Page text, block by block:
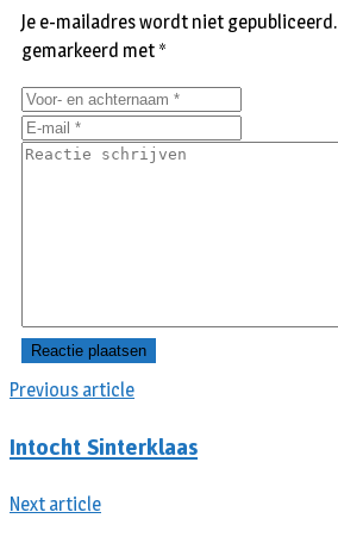
Previous article
Intocht Sinterklaas
Next article
Je e-mailadres wordt niet gepubliceerd.
gemarkeerd met *